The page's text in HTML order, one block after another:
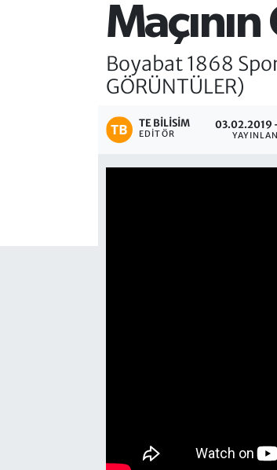
Boyabat 1868
GÖRÜNTÜLER)
TE BILISIM
EDITÖR
03.02.2019